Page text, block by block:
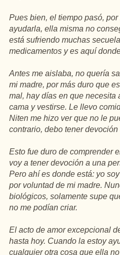
Pues bien, el tiempo pasó,
ayudarla, ella misma no
está sufriendo muchas
medicamentos y es aquí
Antes me aislaba, no quería
mi madre, por más duro que
mal, hay días en que necesita
cama y vestirse. Le llevo
Niten me hizo ver que no le
contrario, debo tener devoción
Esto fue duro de comprender
voy a tener devoción a una
Pero ahí es donde está: yo
por voluntad de mi madre.
biológicos, solamente supe
no me podían criar.
El acto de amor excepcional
hasta hoy. Cuando la estoy
cualquier otra cosa que ella